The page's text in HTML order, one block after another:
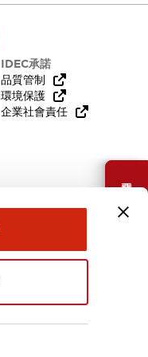
需要幫助嗎？
IDEC承諾
品質管制
環境保護
企業社會責任
台灣